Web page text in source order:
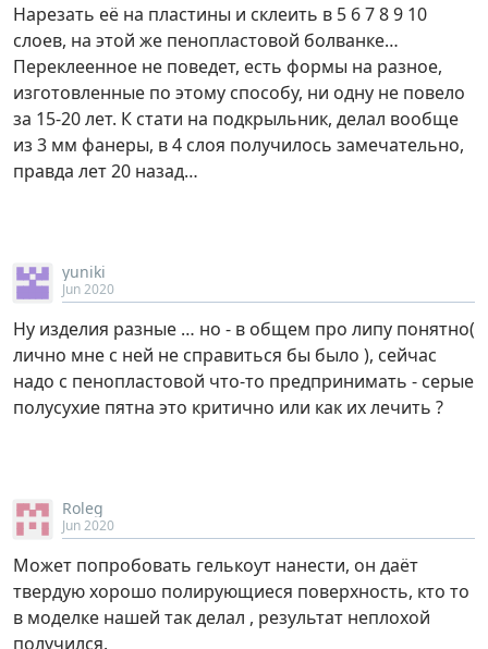
Нарезать её на пластины и склеить в 5 6 7 8 9 10
слоев, на этой же пенопластовой болванке…
Переклеенное не поведет, есть формы на разное,
изготовленные по этому способу, ни одну не повело
за 15-20 лет. К стати на подкрыльник, делал вообще
из 3 мм фанеры, в 4 слоя получилось замечательно,
правда лет 20 назад…
yuniki
Jun 2020
Ну изделия разные … но - в общем про липу понятно(
лично мне с ней не справиться бы было ), сейчас
надо с пенопластовой что-то предпринимать - серые
полусухие пятна это критично или как их лечить ?
Roleg
Jun 2020
Может попробовать гелькоут нанести, он даёт
твердую хорошо полирующиеся поверхность, кто то
в моделке нашей так делал , результат неплохой
получился.